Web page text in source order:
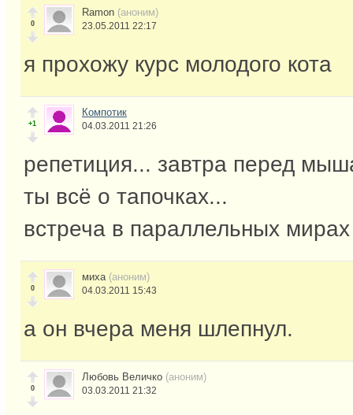
0
Ramon (аноним)
23.05.2011 22:17
я прохожу курс молодого кота
+1
Компотик
04.03.2011 21:26
репетиция... завтра перед
ты всё о тапочках...
встреча в параллельных мирах
0
миха (аноним)
04.03.2011 15:43
а он вчера меня шлепнул.
0
Любовь Величко (аноним)
03.03.2011 21:32